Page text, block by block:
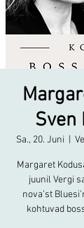
Sven
Sa., 20. Juni
Margaret
juunil Vergi
nova’st
kohtuvad